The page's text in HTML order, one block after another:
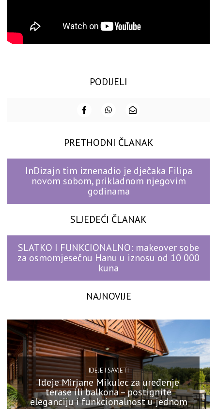
PODIJELI
PRETHODNI ČLANAK
InDizajn tim iznenadio je dječaka Filipa
novom sobom, prikladnom njegovim
godinama
SLJEDEĆI ČLANAK
SLATKO I FUNKCIONALNO: makeover sobe
za osmomjesečnu Hanu u iznosu od 10 000
kuna
NAJNOVIJE
IDEJE I SAVJETI
Ideje Mirjane Mikulec za uređenje
terase ili balkona – postignite
eleganciju i funkcionalnost u jednom